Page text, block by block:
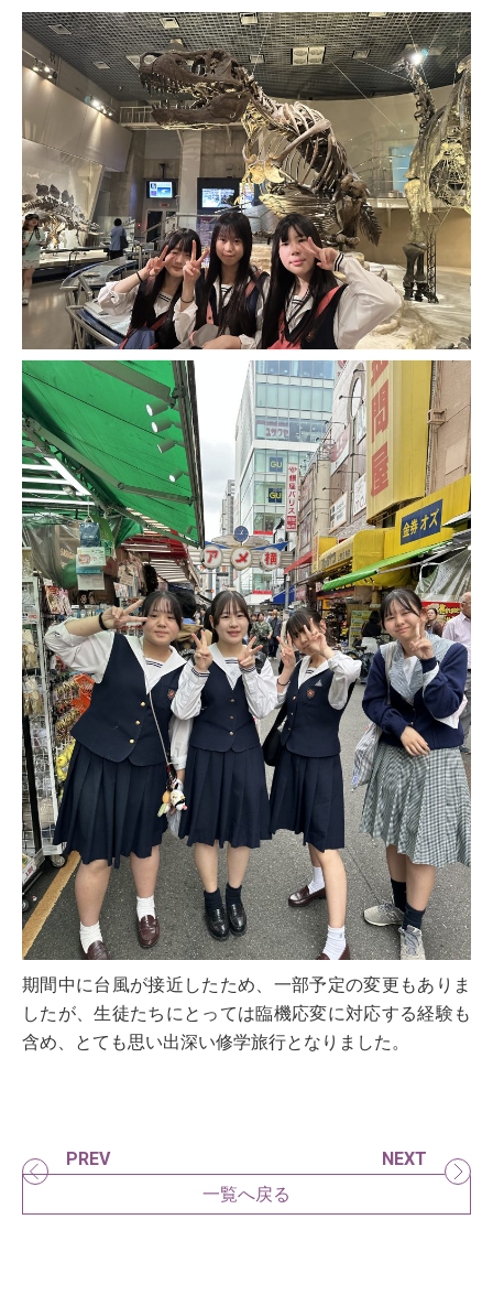
期間中に台風が接近したため、一部予定の変更もありま
したが、生徒たちにとっては臨機応変に対応する経験も
含め、とても思い出深い修学旅行となりました。
PREV
NEXT
一覧へ戻る